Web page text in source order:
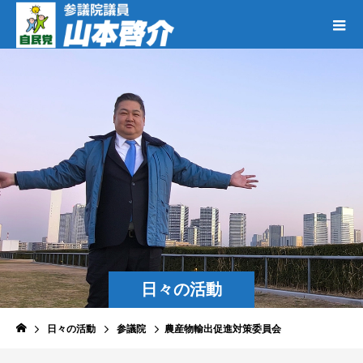
日々の活動
日々の活動 参議院 農産物輸出促進対策委員会